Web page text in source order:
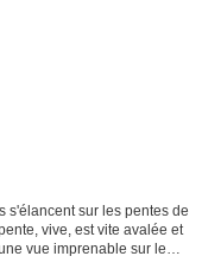
s'élancent sur les pentes de
vive, est vite avalée et
vue imprenable sur le